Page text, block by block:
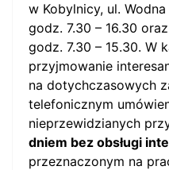
w Kobylnicy, ul.
godz. 7.30 – 16.30
godz. 7.30 – 15.30. W
przyjmowanie
na dotychczasowych
telefonicznym
nieprzewidzianych
dniem bez obsługi
przeznaczonym na